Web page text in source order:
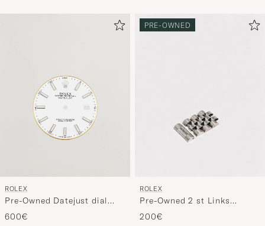
ROLEX
Pre-Owned Datejust dial
600€
PRE-OWNED
ROLEX
Pre-Owned 2 st Links
Jubilee 5 Ref
200€